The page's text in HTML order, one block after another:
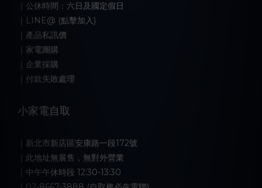
｜公休時間：六日及國定假日
｜LINE@ (點擊加入)
｜產品私訊價
｜家電團購
｜企業採購
｜付款失敗處理
小家電自取
｜新北市新店區安康路一段172號
｜此地址無展售，無對外營業
｜中午午休時段 12:30-13:30